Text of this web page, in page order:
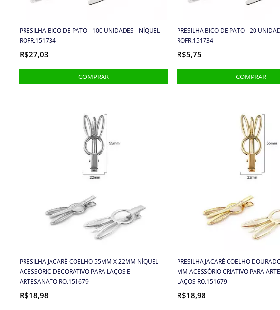
PRESILHA BICO DE PATO - 100 UNIDADES - NÍQUEL -
ROFR.151734
R$27,03
PRESILHA BICO DE PATO - 20
ROFR.151734
R$5,75
PRESILHA JACARÉ COELHO 55MM X 22MM NÍQUEL
ACESSÓRIO DECORATIVO PARA LAÇOS E
ARTESANATO RO.151679
R$18,98
PRESILHA JACARÉ COELHO
MM ACESSÓRIO CRIATIVO PARA
LAÇOS RO.151679
R$18,98